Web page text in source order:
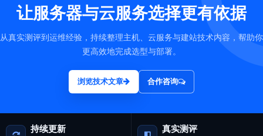
让服务器与云服务选择更有依据
从真实测评到运维经验，持续整理主机、云服务与建站技术内容，帮助你
更高效地完成选型与部署。
浏览技术文章 合作咨询
持续更新 真实测评